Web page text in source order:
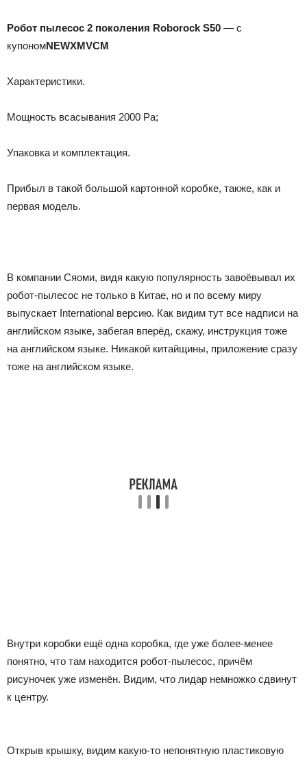
Робот пылесос 2 поколения Roborock S50 — c
купономNEWXMVCM
Характеристики.
Мощность всасывания 2000 Pa;
Упаковка и комплектация.
Прибыл в такой большой картонной коробке, также, как и
первая модель.
В компании Сяоми, видя какую популярность завоёвывал их
робот-пылесос не только в Китае, но и по всему миру
выпускает International версию. Как видим тут все надписи на
английском языке, забегая вперёд, скажу, инструкция тоже
на английском языке. Никакой китайщины, приложение сразу
тоже на английском языке.
Внутри коробки ещё одна коробка, где уже более-менее
понятно, что там находится робот-пылесос, причём
рисуночек уже изменён. Видим, что лидар немножко сдвинут
к центру.
Открыв крышку, видим какую-то непонятную пластиковую